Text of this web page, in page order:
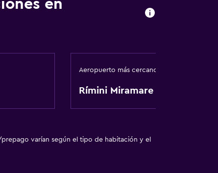
en
Aeropuerto más cercano
Rímini Miramare
varían según el tipo de habitación y el